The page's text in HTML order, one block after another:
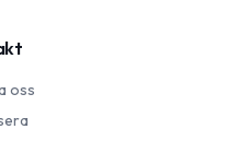
oss